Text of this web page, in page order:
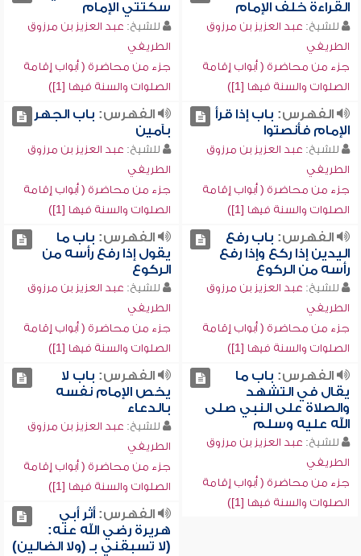
القراءة خلف الإمام
للشيخ: عبد العزيز بن مرزوق
الطريفي
جزء من محاضرة ( أبواب إقامة
الصلوات والسنة فيها [1])
سكتتي الإمام
للشيخ: عبد العزيز بن مرزوق
الطريفي
جزء من محاضرة ( أبواب إقامة
الصلوات والسنة فيها [1])
الفهرس: باب إذا قرأ
الإمام فأنصتوا
للشيخ: عبد العزيز بن مرزوق
الطريفي
جزء من محاضرة ( أبواب إقامة
الصلوات والسنة فيها [1])
الفهرس: باب الجهر
بآمين
للشيخ: عبد العزيز بن مرزوق
الطريفي
جزء من محاضرة ( أبواب إقامة
الصلوات والسنة فيها [1])
الفهرس: باب رفع
اليدين إذا ركع وإذا رفع
رأسه من الركوع
للشيخ: عبد العزيز بن مرزوق
الطريفي
جزء من محاضرة ( أبواب إقامة
الصلوات والسنة فيها [1])
الفهرس: باب ما
يقول إذا رفع رأسه من
الركوع
للشيخ: عبد العزيز بن مرزوق
الطريفي
جزء من محاضرة ( أبواب إقامة
الصلوات والسنة فيها [1])
الفهرس: باب ما
يقال في التشهد
والصلاة على النبي صلى
الله عليه وسلم
للشيخ: عبد العزيز بن مرزوق
الطريفي
جزء من محاضرة ( أبواب إقامة
الصلوات والسنة فيها [1])
الفهرس: باب لا
يخص الإمام نفسه
بالدعاء
للشيخ: عبد العزيز بن مرزوق
الطريفي
جزء من محاضرة ( أبواب إقامة
الصلوات والسنة فيها [1])
الفهرس:أثر أبي
هريرة رضي الله عنه:
(لا تسبقني بـ (ولا الضالين)